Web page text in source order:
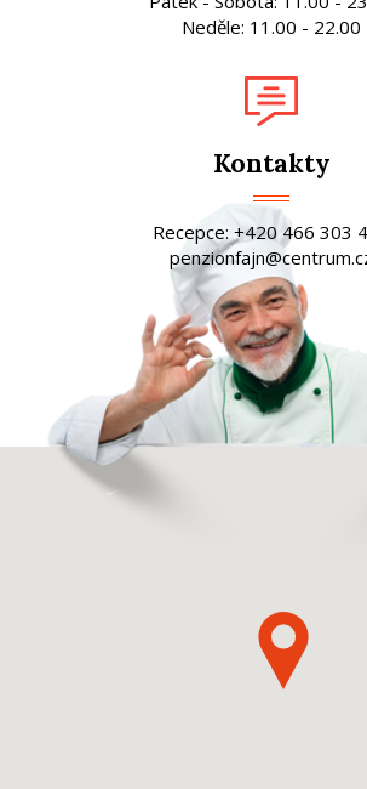
Neděle: 11.00 - 22.00
Kontakty
Recepce: +420 466 303